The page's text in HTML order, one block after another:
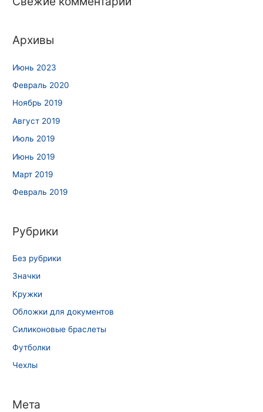
Архивы
Июнь 2023
Февраль 2020
Ноябрь 2019
Август 2019
Июль 2019
Июнь 2019
Март 2019
Февраль 2019
Рубрики
Без рубрики
Значки
Кружки
Обложки для документов
Силиконовые браслеты
Футболки
Чехлы
Мета